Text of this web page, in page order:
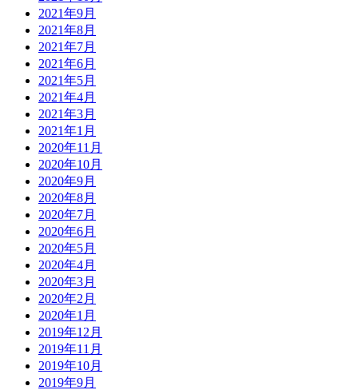
2021年9月
2021年8月
2021年7月
2021年6月
2021年5月
2021年4月
2021年3月
2021年1月
2020年11月
2020年10月
2020年9月
2020年8月
2020年7月
2020年6月
2020年5月
2020年4月
2020年3月
2020年2月
2020年1月
2019年12月
2019年11月
2019年10月
2019年9月